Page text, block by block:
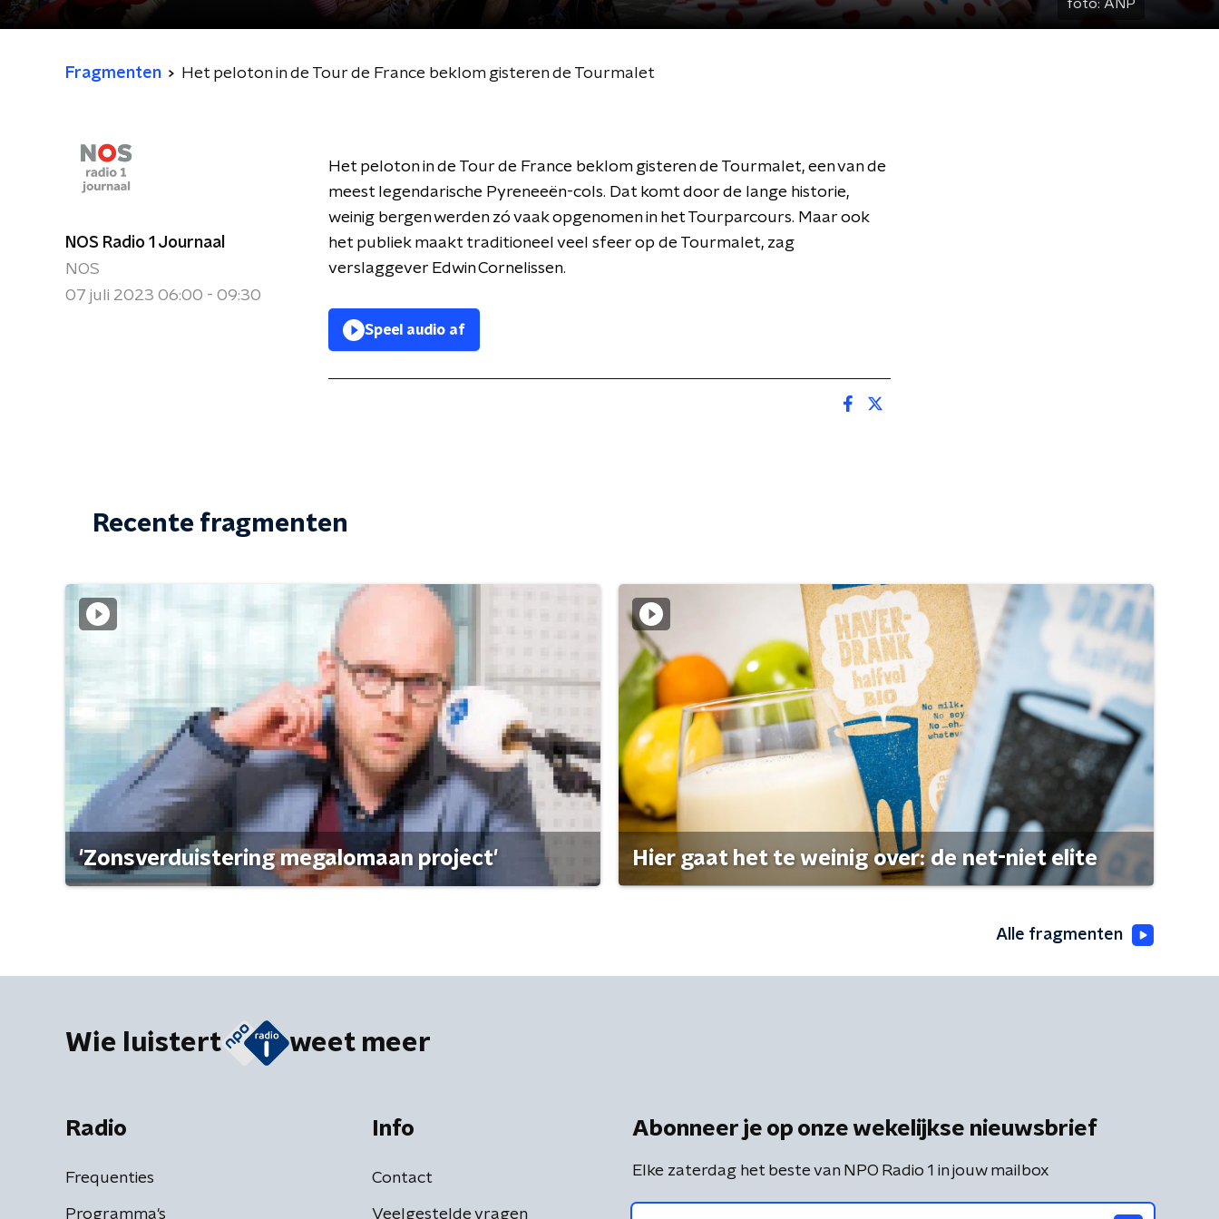
foto: ANP
Fragmenten Het peloton in de Tour de France beklom gisteren de Tourmalet
NOS Radio 1 Journaal
NOS
07 juli 2023 06:00 - 09:30
Het peloton in de Tour de France beklom gisteren de Tourmalet, een van de
meest legendarische Pyreneeën-cols. Dat komt door de lange historie,
weinig bergen werden zó vaak opgenomen in het Tourparcours. Maar ook
het publiek maakt traditioneel veel sfeer op de Tourmalet, zag
verslaggever Edwin Cornelissen.
Speel audio af
Recente fragmenten
'Zonsverduistering megalomaan project' Hier gaat het te weinig over: de net-niet elite
Alle fragmenten
Wie luistert weet meer
Radio
Frequenties
Programma's
Info
Contact
Veelgestelde vragen
Abonneer je op onze wekelijkse nieuwsbrief
Elke zaterdag het beste van NPO Radio 1 in jouw mailbox